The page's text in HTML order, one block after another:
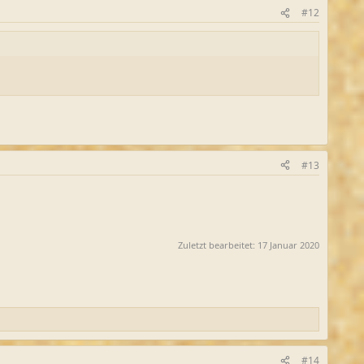
#12
#13
Zuletzt bearbeitet: 17 Januar 2020
#14